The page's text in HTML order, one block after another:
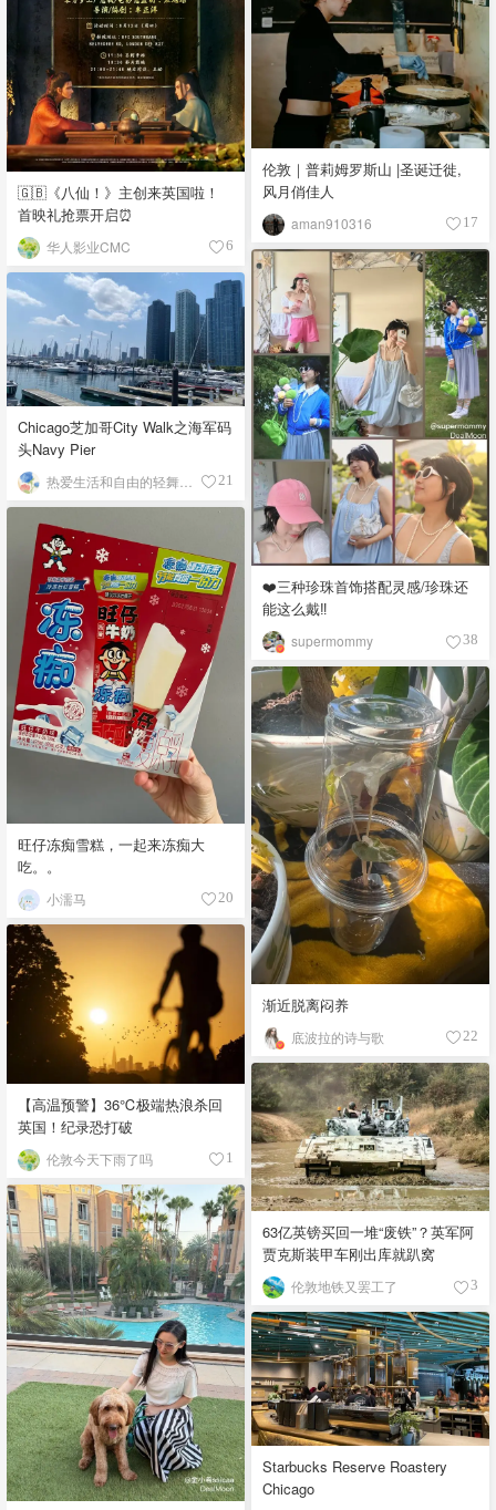
🇬🇧《八仙！》主创来英国啦！
首映礼抢票开启⏰
华人影业CMC 6
伦敦｜普莉姆罗斯山 |圣诞迁徙,
风月俏佳人
aman910316 17
❤️三种珍珠首饰搭配灵感/珍珠还
能这么戴‼️
supermommy 38
Chicago芝加哥City Walk之海军码
头Navy Pier
21
旺仔冻痴雪糕，一起来冻痴大
吃。。
小濡马 20
渐近脱离闷养
底波拉的诗与歌 22
【高温预警】36℃极端热浪杀回
英国！纪录恐打破
伦敦今天下雨了吗 1
63亿英镑买回一堆“废铁”？英军阿
贾克斯装甲车刚出库就趴窝
伦敦地铁又罢工了 3
Starbucks Reserve Roastery
Chicago